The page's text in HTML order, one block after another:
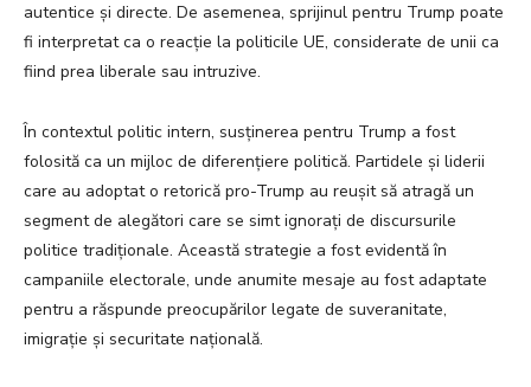
autentice și directe. De asemenea, sprijinul pentru Trump poate
fi interpretat ca o reacție la politicile UE, considerate de unii ca
fiind prea liberale sau intruzive.
În contextul politic intern, susținerea pentru Trump a fost
folosită ca un mijloc de diferențiere politică. Partidele și liderii
care au adoptat o retorică pro-Trump au reușit să atragă un
segment de alegători care se simt ignorați de discursurile
politice tradiționale. Această strategie a fost evidentă în
campaniile electorale, unde anumite mesaje au fost adaptate
pentru a răspunde preocupărilor legate de suveranitate,
imigrație și securitate națională.